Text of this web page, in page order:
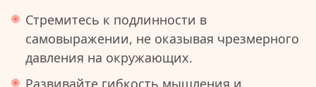
Стремитесь к подлинности в
самовыражении, не оказывая чрезмерного
давления на окружающих.
Развивайте гибкость мышления и